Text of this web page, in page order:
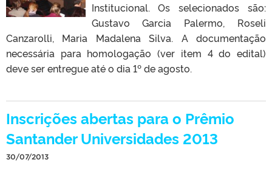
Institucional. Os selecionados são:
Gustavo Garcia Palermo, Roseli
Canzarolli, Maria Madalena Silva. A documentação
necessária para homologação (ver item 4 do edital)
deve ser entregue até o dia 1º de agosto.
Inscrições abertas para o Prêmio
Santander Universidades 2013
30/07/2013